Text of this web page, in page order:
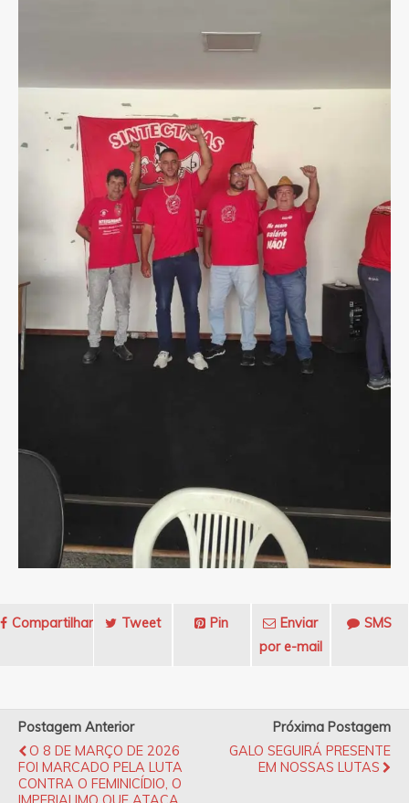
Compartilhar Tweet Pin
Enviar
por e-mail
SMS
Postagem Anterior
O 8 DE MARÇO DE 2026
FOI MARCADO PELA LUTA
CONTRA O FEMINICÍDIO, O
Próxima Postagem
GALO SEGUIRÁ PRESENTE
EM NOSSAS LUTAS